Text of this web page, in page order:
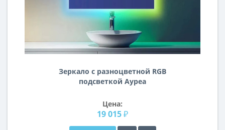
Зеркало с разноцветной RGB
подсветкой Ауреа
Цена:
19 015 ₽